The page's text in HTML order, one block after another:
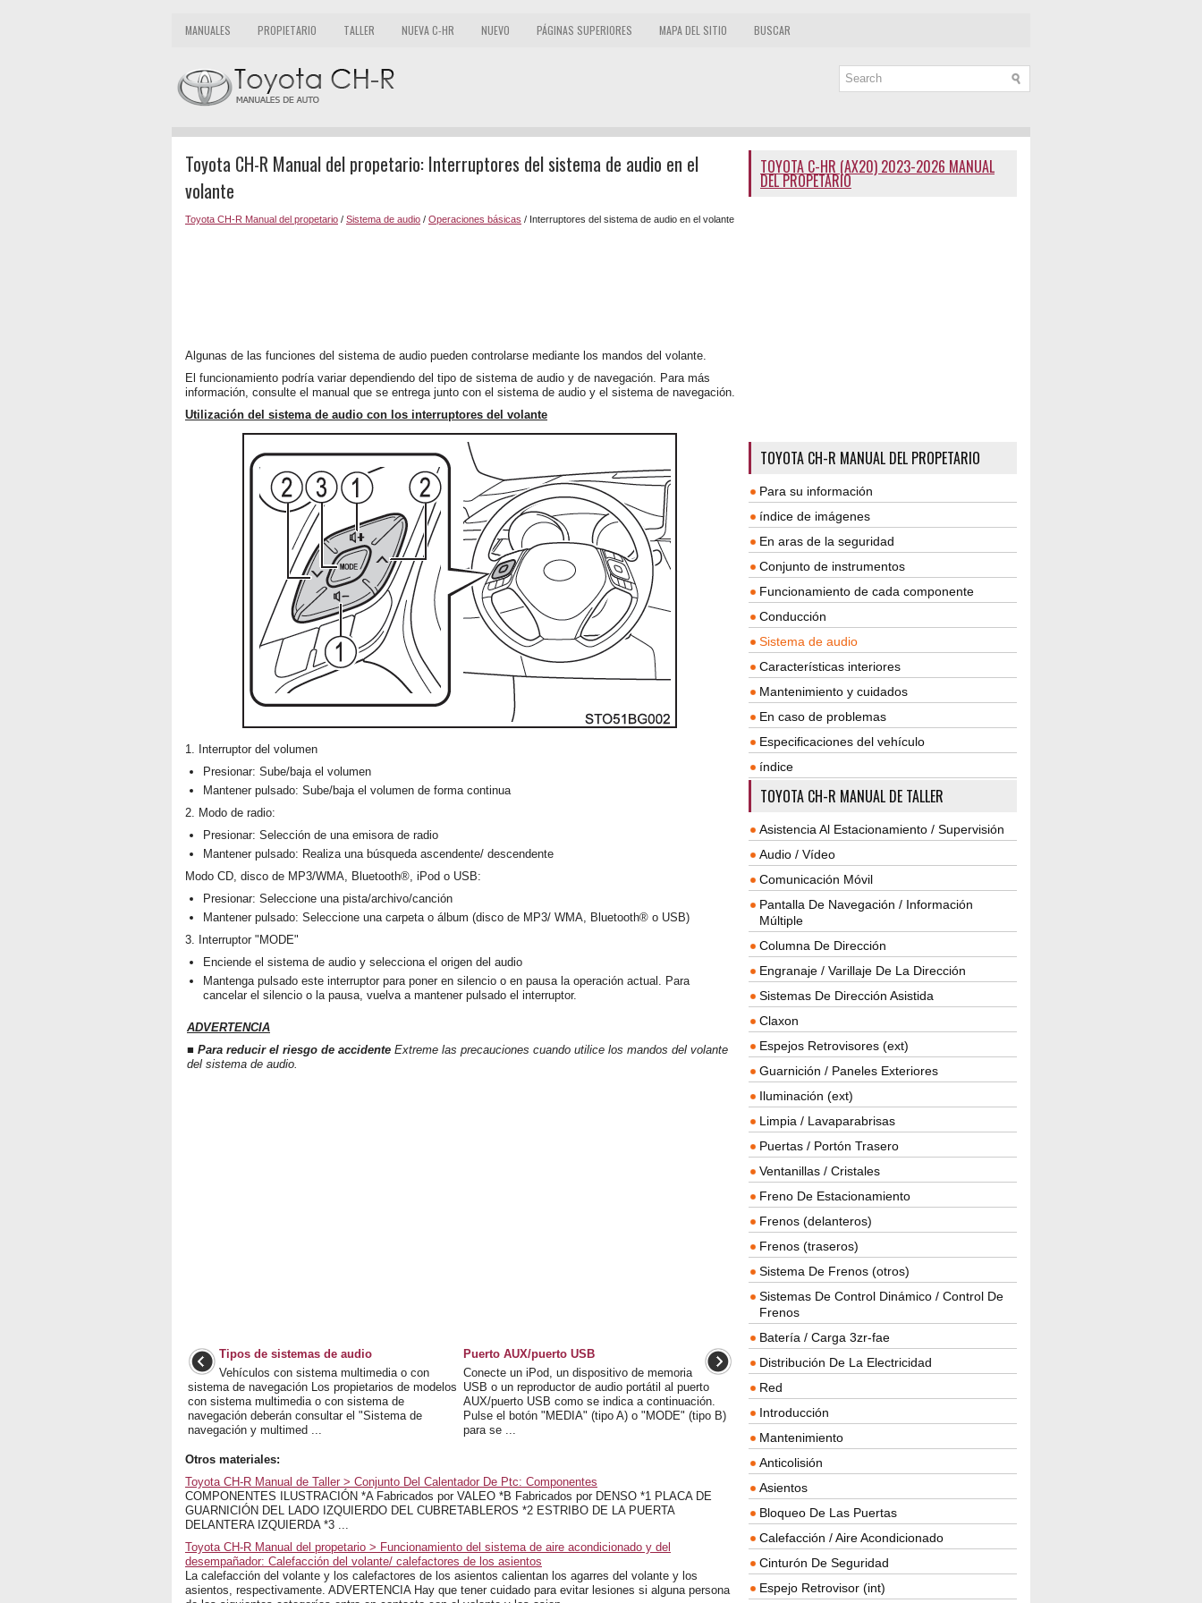
MANUALES PROPIETARIO TALLER NUEVA C-HR NUEVO PÁGINAS SUPERIORES MAPA DEL SITIO BUSCAR
Toyota CH-R Manual del propetario: Interruptores del sistema de audio en el
volante
Toyota CH-R Manual del propetario / Sistema de audio / Operaciones básicas / Interruptores del sistema de audio en el volante
Algunas de las funciones del sistema de audio pueden controlarse mediante los mandos del volante.
El funcionamiento podría variar dependiendo del tipo de sistema de audio y de navegación. Para más
información, consulte el manual que se entrega junto con el sistema de audio y el sistema de navegación.
Utilización del sistema de audio con los interruptores del volante
1. Interruptor del volumen
Presionar: Sube/baja el volumen
Mantener pulsado: Sube/baja el volumen de forma continua
2. Modo de radio:
Presionar: Selección de una emisora de radio
Mantener pulsado: Realiza una búsqueda ascendente/ descendente
Modo CD, disco de MP3/WMA, Bluetooth®, iPod o USB:
Presionar: Seleccione una pista/archivo/canción
Mantener pulsado: Seleccione una carpeta o álbum (disco de MP3/ WMA, Bluetooth® o USB)
3. Interruptor "MODE"
Enciende el sistema de audio y selecciona el origen del audio
Mantenga pulsado este interruptor para poner en silencio o en pausa la operación actual. Para
cancelar el silencio o la pausa, vuelva a mantener pulsado el interruptor.
ADVERTENCIA
■ Para reducir el riesgo de accidente Extreme las precauciones cuando utilice los mandos del volante
del sistema de audio.
Tipos de sistemas de audio
Vehículos con sistema multimedia o con
sistema de navegación Los propietarios de modelos
con sistema multimedia o con sistema de
navegación deberán consultar el "Sistema de
navegación y multimed ...
Puerto AUX/puerto USB
Conecte un iPod, un dispositivo de memoria
USB o un reproductor de audio portátil al puerto
AUX/puerto USB como se indica a continuación.
Pulse el botón "MEDIA" (tipo A) o "MODE" (tipo B)
para se ...
Otros materiales:
Toyota CH-R Manual de Taller > Conjunto Del Calentador De Ptc: Componentes
COMPONENTES ILUSTRACIÓN *A Fabricados por VALEO *B Fabricados por DENSO *1 PLACA DE
GUARNICIÓN DEL LADO IZQUIERDO DEL CUBRETABLEROS *2 ESTRIBO DE LA PUERTA
DELANTERA IZQUIERDA *3 ...
Toyota CH-R Manual del propetario > Funcionamiento del sistema de aire acondicionado y del
desempañador: Calefacción del volante/ calefactores de los asientos
La calefacción del volante y los calefactores de los asientos calientan los agarres del volante y los
asientos, respectivamente. ADVERTENCIA Hay que tener cuidado para evitar lesiones si alguna persona
TOYOTA C-HR (AX20) 2023-2026 MANUAL
DEL PROPETARIO
TOYOTA CH-R MANUAL DEL PROPETARIO
Para su información
índice de imágenes
En aras de la seguridad
Conjunto de instrumentos
Funcionamiento de cada componente
Conducción
Sistema de audio
Características interiores
Mantenimiento y cuidados
En caso de problemas
Especificaciones del vehículo
índice
TOYOTA CH-R MANUAL DE TALLER
Asistencia Al Estacionamiento / Supervisión
Audio / Vídeo
Comunicación Móvil
Pantalla De Navegación / Información
Múltiple
Columna De Dirección
Engranaje / Varillaje De La Dirección
Sistemas De Dirección Asistida
Claxon
Espejos Retrovisores (ext)
Guarnición / Paneles Exteriores
Iluminación (ext)
Limpia / Lavaparabrisas
Puertas / Portón Trasero
Ventanillas / Cristales
Freno De Estacionamiento
Frenos (delanteros)
Frenos (traseros)
Sistema De Frenos (otros)
Sistemas De Control Dinámico / Control De
Frenos
Batería / Carga 3zr-fae
Distribución De La Electricidad
Red
Introducción
Mantenimiento
Anticolisión
Asientos
Bloqueo De Las Puertas
Calefacción / Aire Acondicionado
Cinturón De Seguridad
Espejo Retrovisor (int)